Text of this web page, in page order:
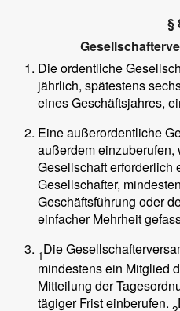
§
Die ordentliche
jährlich, spätestens
eines Geschäftsjahres,
Eine außerordentliche
außerdem einzuberufen,
Gesellschaft erforderlich
Gesellschafter,
Geschäftsführung oder
einfacher Mehrheit
1Die
mindestens ein Mitglied
Mitteilung der
tägiger Frist einberufen.